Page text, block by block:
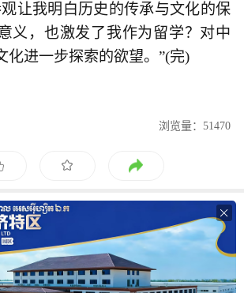
让我明白历史的传承与文化的保
义，也激发了我作为留学？对中
化进一步探索的欲望。”(完)
浏览量：51470
